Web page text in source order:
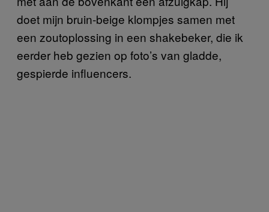
doet mijn bruin-beige klompjes samen met
een zoutoplossing in een shakebeker, die ik
eerder heb gezien op foto’s van gladde,
gespierde influencers.